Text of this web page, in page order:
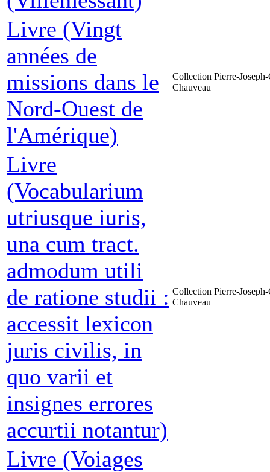
Livre (Vingt
années de
missions dans le
Nord-Ouest de
l'Amérique)
Collection Pierre-
Chauveau
Livre
(Vocabularium
utriusque iuris,
una cum tract.
admodum utili
de ratione studii :
accessit lexicon
juris civilis, in
quo varii et
insignes errores
accurtii notantur)
Collection Pierre-
Chauveau
Livre (Voiages